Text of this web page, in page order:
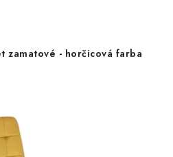
zamatové - horčicová farba